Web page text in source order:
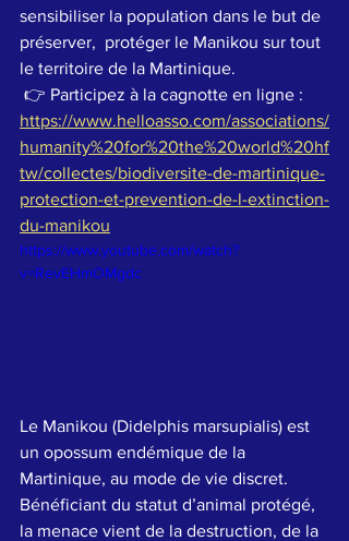
sensibiliser la population dans le but de
préserver,  protéger le Manikou sur tout
le territoire de la Martinique.
👉 Participez à la cagnotte en ligne :
https://www.helloasso.com/associations/
humanity%20for%20the%20world%20hf
tw/collectes/biodiversite-de-martinique-
protection-et-prevention-de-l-extinction-
du-manikou
https://www.youtube.com/watch?
v=RevEHmOMgdc
Le Manikou (Didelphis marsupialis) est
un opossum endémique de la
Martinique, au mode de vie discret.
Bénéficiant du statut d’animal protégé,
la menace vient de la destruction, de la